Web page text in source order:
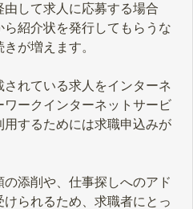
して求人に応募する場合
紹介状を発行してもらうな
が増えます。
れている求人をインターネ
ークインターネットサービ
するためには求職申込みが
添削や、仕事探しへのアド
られるため、求職者にとっ